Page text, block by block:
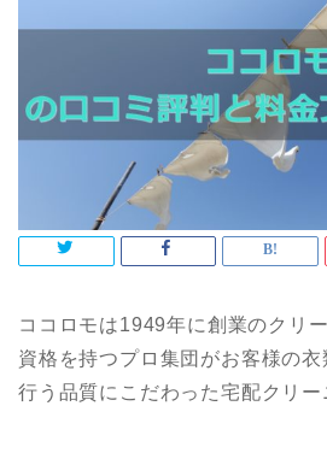
ココロモは1949年に創業のクリ
資格を持つプロ集団がお客様の
行う品質にこだわった宅配クリー